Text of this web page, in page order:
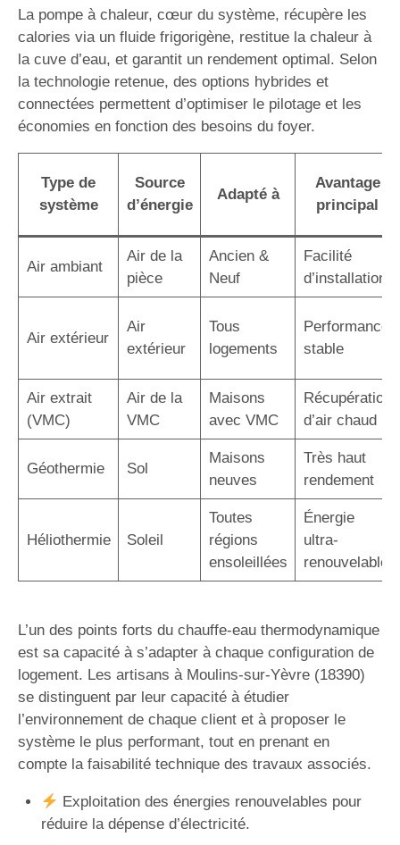
La pompe à chaleur, cœur du système, récupère les
calories via un fluide frigorigène, restitue la chaleur à
la cuve d’eau, et garantit un rendement optimal. Selon
la technologie retenue, des options hybrides et
connectées permettent d’optimiser le pilotage et les
économies en fonction des besoins du foyer.
Type de
système
Source
d’énergie
Adapté à
Avantage
principal
Air ambiant
Air de la
pièce
Ancien &
Neuf
Facilité
d’installation
Air extérieur
Air
extérieur
Tous
logements
Performance
stable
Air extrait
(VMC)
Air de la
VMC
Maisons
avec VMC
Récupération
d’air chaud
Géothermie Sol
Maisons
neuves
Très haut
rendement
Héliothermie Soleil
Toutes
régions
ensoleillées
Énergie
ultra-
renouvelable
L’un des points forts du chauffe-eau thermodynamique
est sa capacité à s’adapter à chaque configuration de
logement. Les artisans à Moulins-sur-Yèvre (18390)
se distinguent par leur capacité à étudier
l’environnement de chaque client et à proposer le
système le plus performant, tout en prenant en
compte la faisabilité technique des travaux associés.
Exploitation des énergies renouvelables pour
réduire la dépense d’électricité.